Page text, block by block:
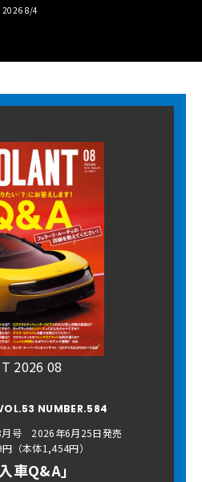
ロフェオ3台の官能評価《LE VO
LANT LAB》
2026 8/4
2026 08
NUMBER.584
月号 2026年6月25日発売
（本体1,454円）
車Q&A」